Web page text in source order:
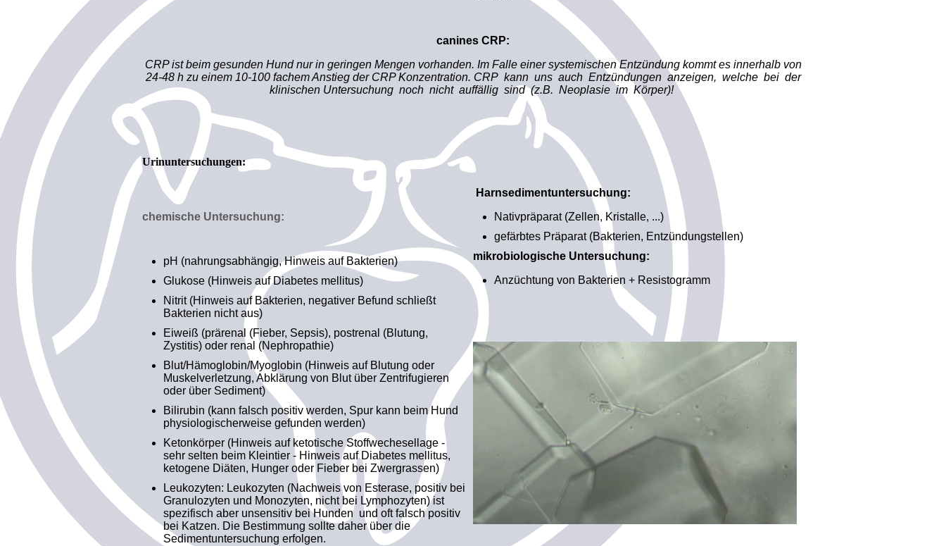
canines CRP:
CRP ist beim gesunden Hund nur in geringen Mengen vorhanden. Im Falle einer systemischen Entzündung kommt es innerhalb von
24-48 h zu einem 10-100 fachem Anstieg der CRP Konzentration. CRP kann uns auch Entzündungen anzeigen, welche bei der
klinischen Untersuchung noch nicht auffällig sind (z.B. Neoplasie im Körper)!
Urinuntersuchungen:
chemische Untersuchung:
pH (nahrungsabhängig, Hinweis auf Bakterien)
Glukose (Hinweis auf Diabetes mellitus)
Nitrit (Hinweis auf Bakterien, negativer Befund schließt
Bakterien nicht aus)
Eiweiß (prärenal (Fieber, Sepsis), postrenal (Blutung,
Zystitis) oder renal (Nephropathie)
Blut/Hämoglobin/Myoglobin (Hinweis auf Blutung oder
Muskelverletzung, Abklärung von Blut über Zentrifugieren
oder über Sediment)
Bilirubin (kann falsch positiv werden, Spur kann beim Hund
physiologischerweise gefunden werden)
Ketonkörper (Hinweis auf ketotische Stoffwechesellage -
sehr selten beim Kleintier - Hinweis auf Diabetes mellitus,
ketogene Diäten, Hunger oder Fieber bei Zwergrassen)
Leukozyten: Leukozyten (Nachweis von Esterase, positiv bei
Granulozyten und Monozyten, nicht bei Lymphozyten) ist
spezifisch aber unsensitiv bei Hunden und oft falsch positiv
bei Katzen. Die Bestimmung sollte daher über die
Sedimentuntersuchung erfolgen.
Harnsedimentuntersuchung:
Nativpräparat (Zellen, Kristalle, ...)
gefärbtes Präparat (Bakterien, Entzündungstellen)
mikrobiologische Untersuchung:
Anzüchtung von Bakterien + Resistogramm